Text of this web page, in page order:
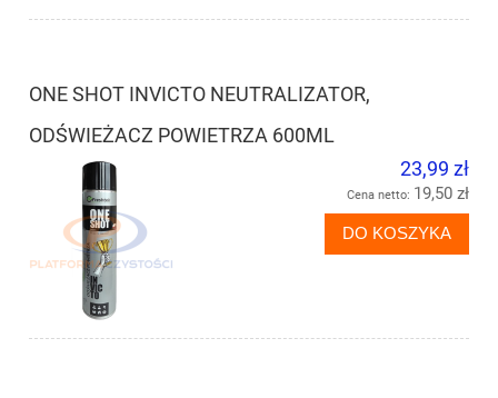
ONE SHOT INVICTO NEUTRALIZATOR,
ODŚWIEŻACZ POWIETRZA 600ML
23,99 zł
Cena netto: 19,50 zł
DO KOSZYKA